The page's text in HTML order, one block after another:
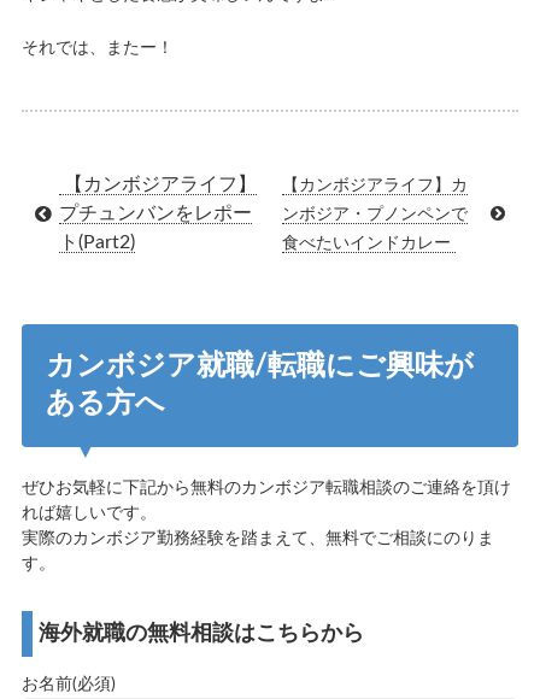
それでは、またー！
【カンボジアライフ】
プチュンバンをレポー
ト(Part2)
【カンボジアライフ】カ
ンボジア・プノンペンで
食べたいインドカレー
カンボジア就職/転職にご興味が
ある方へ
ぜひお気軽に下記から無料のカンボジア転職相談のご連絡を頂け
れば嬉しいです。
実際のカンボジア勤務経験を踏まえて、無料でご相談にのりま
す。
海外就職の無料相談はこちらから
お名前(必須)